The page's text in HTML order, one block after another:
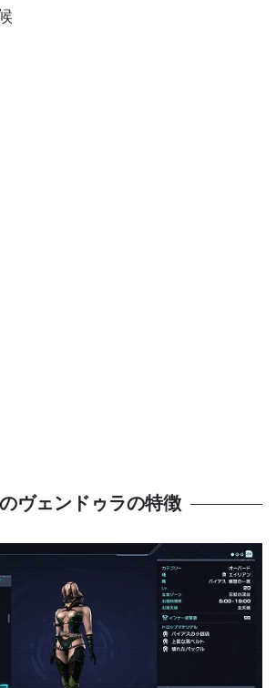
ヴェンドゥラの特徴